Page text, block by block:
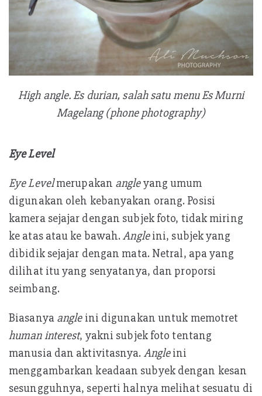
High angle. Es durian, salah satu menu Es Murni
Magelang (phone photography)
Eye Level
Eye Levelmerupakan angleyang umum
digunakan oleh kebanyakan orang. Posisi
kamera sejajar dengan subjek foto, tidak miring
ke atas atau ke bawah.Angleini, subjek yang
dibidik sejajar dengan mata. Netral, apa yang
dilihat itu yang senyatanya, dan proporsi
seimbang.
Biasanya angleini digunakan untuk memotret
human interest, yakni subjek foto tentang
manusia dan aktivitasnya. Angleini
menggambarkan keadaan subyek dengan kesan
sesungguhnya, seperti halnya melihat sesuatu di